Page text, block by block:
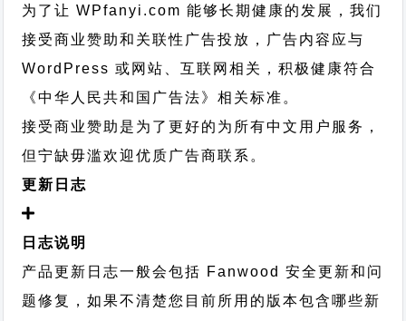
为了让 WPfanyi.com 能够长期健康的发展，我们
接受商业赞助和关联性广告投放，广告内容应与
WordPress 或网站、互联网相关，积极健康符合
《中华人民共和国广告法》相关标准。
接受商业赞助是为了更好的为所有中文用户服务，
但宁缺毋滥欢迎优质广告商联系。
更新日志
日志说明
产品更新日志一般会包括 Fanwood 安全更新和问
题修复，如果不清楚您目前所用的版本包含哪些新